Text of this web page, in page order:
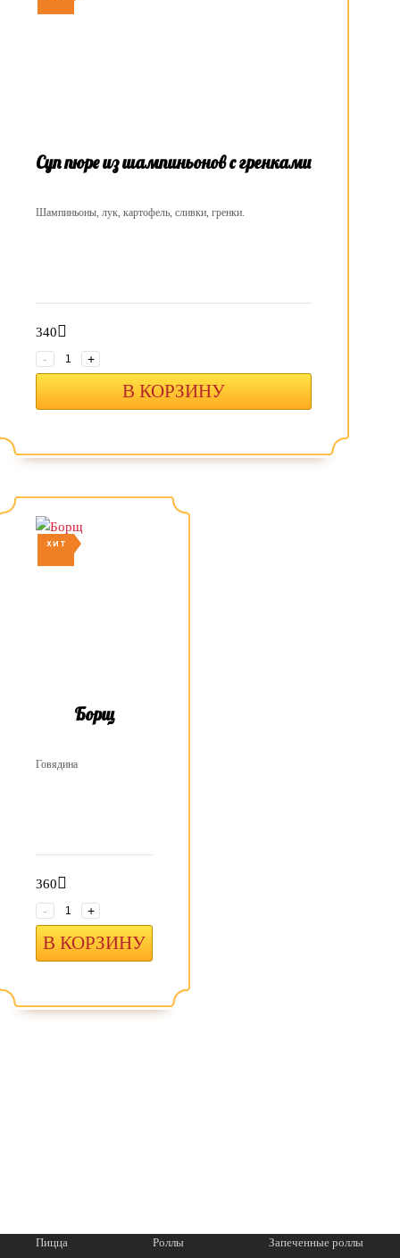
Суп пюре из шампиньонов с гренками
Шампиньоны, лук, картофель, сливки, гренки.
340
-
+
В КОРЗИНУ
ХИТ
Борщ
Говядина
360
-
+
В КОРЗИНУ
Пицца Роллы Запеченные роллы